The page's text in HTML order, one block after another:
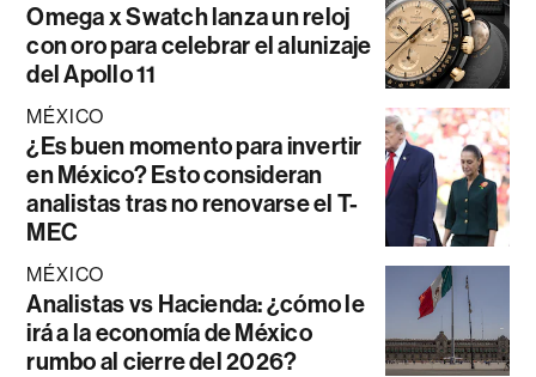
Omega x Swatch lanza un reloj
con oro para celebrar el alunizaje
del Apollo 11
MÉXICO
¿Es buen momento para invertir
en México? Esto consideran
analistas tras no renovarse el T-
MEC
MÉXICO
Analistas vs Hacienda: ¿cómo le
irá a la economía de México
rumbo al cierre del 2026?